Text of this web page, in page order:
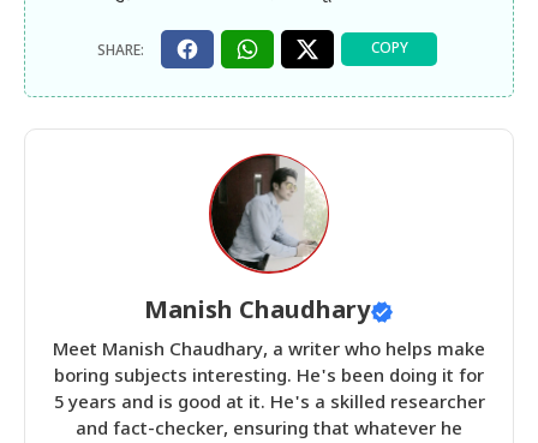
Manish Chaudhary
Meet Manish Chaudhary, a writer who helps make
boring subjects interesting. He's been doing it for
5 years and is good at it. He's a skilled researcher
and fact-checker, ensuring that whatever he